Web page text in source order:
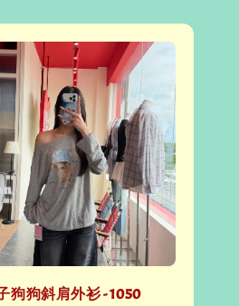
狗狗斜肩外衫 - 1050